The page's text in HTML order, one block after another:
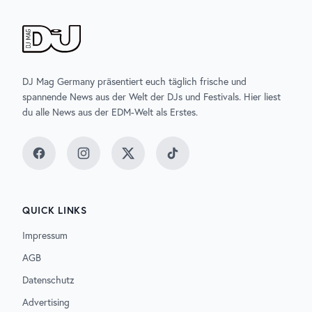
DJ Mag Germany präsentiert euch täglich frische und
spannende News aus der Welt der DJs und Festivals. Hier liest
du alle News aus der EDM-Welt als Erstes.
FacebookInstagramTwitter TikTok
QUICK LINKS
Impressum
AGB
Datenschutz
Advertising